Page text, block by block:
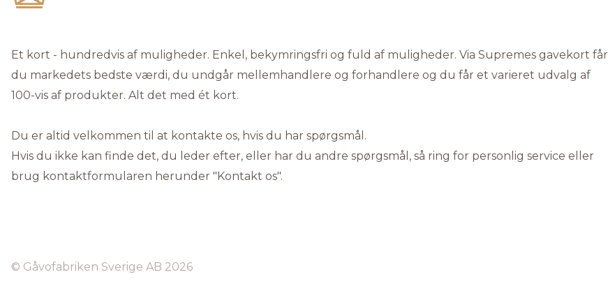
Et kort - hundredvis af muligheder. Enkel, bekymringsfri og fuld af muligheder. Via Supremes gavekort får
du markedets bedste værdi, du undgår mellemhandlere og forhandlere og du får et varieret udvalg af
100-vis af produkter. Alt det med ét kort.
Du er altid velkommen til at kontakte os, hvis du har spørgsmål.
Hvis du ikke kan finde det, du leder efter, eller har du andre spørgsmål, så ring for personlig service eller
brug kontaktformularen herunder "Kontakt os".
© Gåvofabriken Sverige AB 2026